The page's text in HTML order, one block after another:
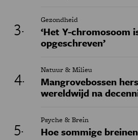
Gezondheid
‘Het Y-chromosoom
opgeschreven’
Natuur & Milieu
Mangrovebossen
wereldwijd na
Psyche & Brein
Hoe sommige